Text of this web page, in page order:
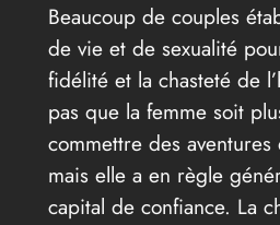
Beaucoup de couples
de vie et de sexualité
fidélité et la chasteté de
pas que la femme soit
commettre des aventures
mais elle a en règle
capital de confiance. La